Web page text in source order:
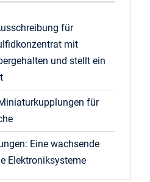
für
mit
und stellt ein
für
Eine wachsende
Elektroniksysteme